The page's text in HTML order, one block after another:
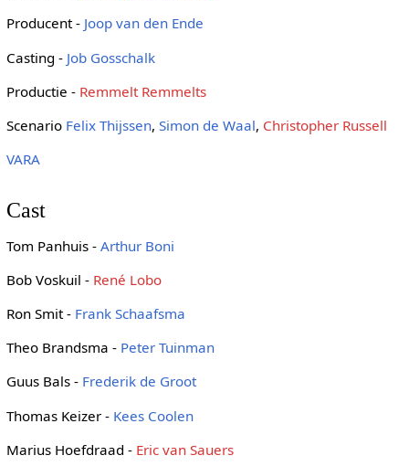
Producent - Joop van den Ende
Casting - Job Gosschalk
Productie - Remmelt Remmelts
Scenario Felix Thijssen, Simon de Waal, Christopher Russell
VARA
Cast
Tom Panhuis - Arthur Boni
Bob Voskuil - René Lobo
Ron Smit - Frank Schaafsma
Theo Brandsma - Peter Tuinman
Guus Bals - Frederik de Groot
Thomas Keizer - Kees Coolen
Marius Hoefdraad - Eric van Sauers